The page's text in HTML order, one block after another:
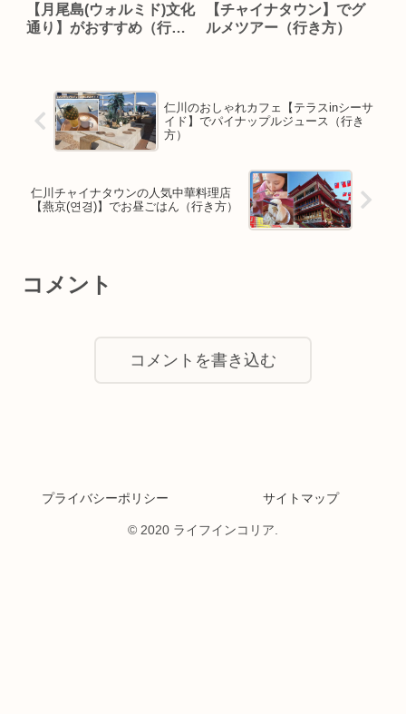
【月尾島(ウォルミド)文化
通り】がおすすめ（行き
【チャイナタウン】でグ
ルメツアー（行き方）
仁川のおしゃれカフェ【テラスinシーサ
イド】でパイナップルジュース（行き
方）
仁川チャイナタウンの人気中華料理店
【燕京(연경)】でお昼ごはん（行き方）
コメント
コメントを書き込む
プライバシーポリシー サイトマップ
© 2020 ライフインコリア.